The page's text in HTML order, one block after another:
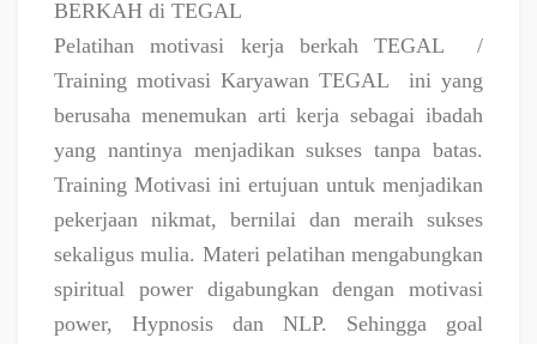
BERKAH di TEGAL
Pelatihan motivasi kerja berkah TEGAL
/
Training motivasi Karyawan TEGAL
ini yang
berusaha menemukan arti kerja sebagai ibadah
yang nantinya menjadikan sukses tanpa batas.
Training Motivasi ini ertujuan untuk menjadikan
pekerjaan nikmat, bernilai dan meraih sukses
sekaligus mulia. Materi pelatihan mengabungkan
spiritual power digabungkan dengan motivasi
power, Hypnosis dan NLP. Sehingga goal